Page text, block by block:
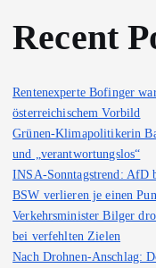
Recent
Rentenexperte Bofinger
österreichischem Vorbild
Grünen-Klimapolitikerin
und „verantwortungslos“
INSA-Sonntagstrend: AfD
BSW verlieren je einen
Verkehrsminister Bilger
bei verfehlten Zielen
Nach Drohnen-Anschlag: